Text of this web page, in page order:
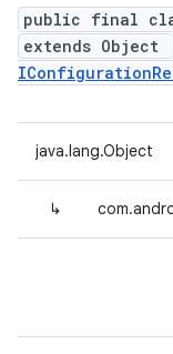
public final
extends Object
java.lang.Object
↳